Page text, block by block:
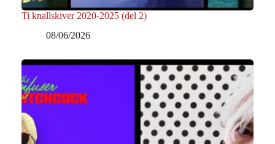
Ti knallskiver 2020-2025 (del 2)
08/06/2026